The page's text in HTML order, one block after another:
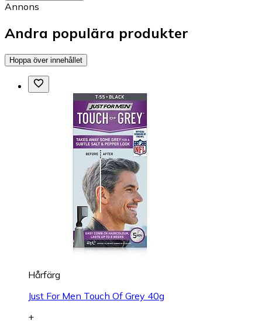
Annons
Andra populära produkter
Hoppa över innehållet
Hårfärg
Just For Men Touch Of Grey 40g
+